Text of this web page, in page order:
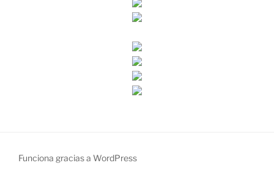
Funciona gracias a WordPress